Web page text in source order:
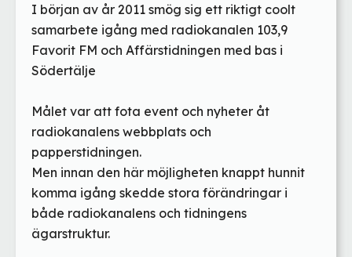
I början av år 2011 smög sig ett riktigt coolt
samarbete igång med radiokanalen 103,9
Favorit FM och Affärstidningen med bas i
Södertälje
Målet var att fota event och nyheter åt
radiokanalens webbplats och
papperstidningen.
Men innan den här möjligheten knappt hunnit
komma igång skedde stora förändringar i
både radiokanalens och tidningens
ägarstruktur.